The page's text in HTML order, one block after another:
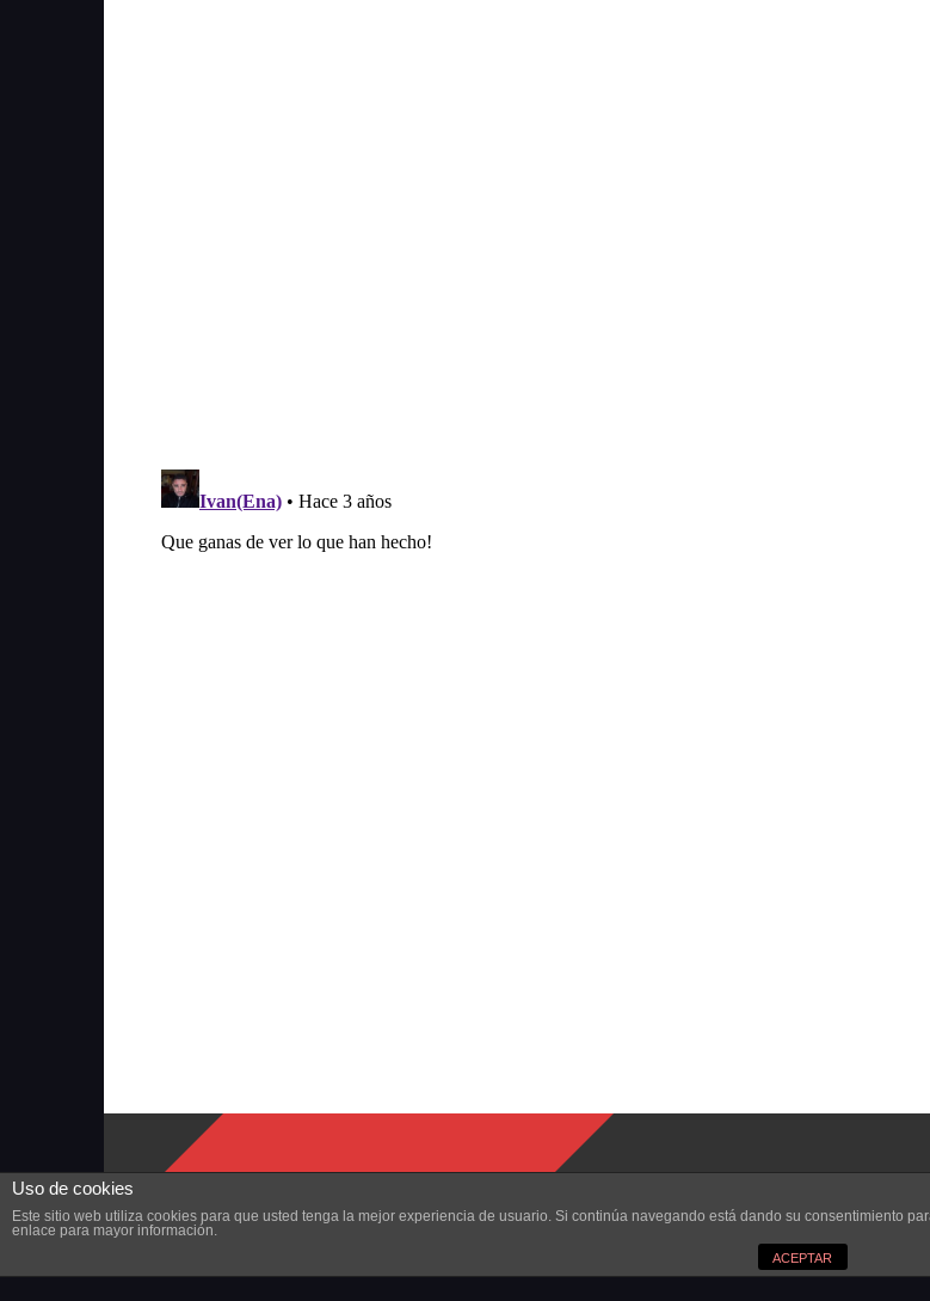
Uso de cookies
Este sitio web utiliza cookies para que usted tenga la mejor experiencia de usuario. Si continúa navegando está dando su consentimiento
enlace para mayor información.
ACEPTAR